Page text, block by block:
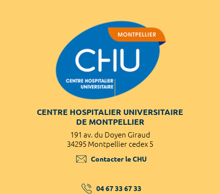
CENTRE HOSPITALIER UNIVERSITAIRE
DE MONTPELLIER
191 av. du Doyen Giraud
34295 Montpellier cedex 5
Contacter le CHU
04 67 33 67 33